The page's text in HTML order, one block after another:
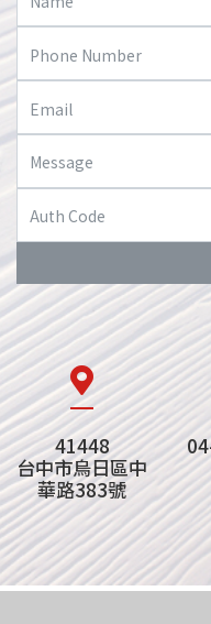
41448
台中市烏日區中
華路383號